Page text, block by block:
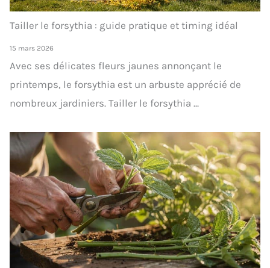
Tailler le forsythia : guide pratique et timing idéal
15 mars 2026
Avec ses délicates fleurs jaunes annonçant le
printemps, le forsythia est un arbuste apprécié de
nombreux jardiniers. Tailler le forsythia ...